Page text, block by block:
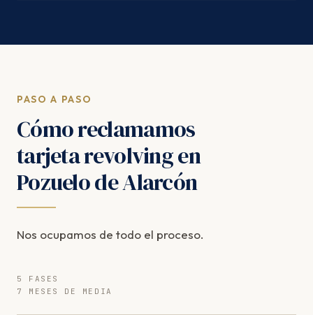
PASO A PASO
Cómo reclamamos
tarjeta revolving en
Pozuelo de Alarcón
Nos ocupamos de todo el proceso.
5 FASES
7 MESES DE MEDIA